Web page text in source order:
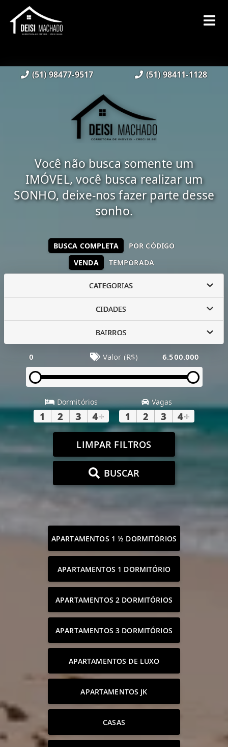
(51) 98477-9517 (51) 98411-1128
Você não busca somente um
IMÓVEL, você busca realizar um
SONHO, deixe-nos fazer parte desse
sonho.
VENDA TEMPORADA
BUSCA COMPLETA POR CÓDIGO
CATEGORIAS
CIDADES
BAIRROS
0 Valor (R$) 6.500.000
Dormitórios
1 2 3 4+
Vagas
1 2 3 4+
LIMPAR FILTROS
BUSCAR
APARTAMENTOS 1 ½ DORMITÓRIOS
APARTAMENTOS 1 DORMITÓRIO
APARTAMENTOS 2 DORMITÓRIOS
APARTAMENTOS 3 DORMITÓRIOS
APARTAMENTOS DE LUXO
APARTAMENTOS JK
CASAS